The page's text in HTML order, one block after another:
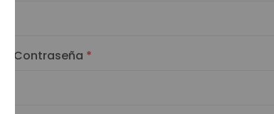
Contraseña